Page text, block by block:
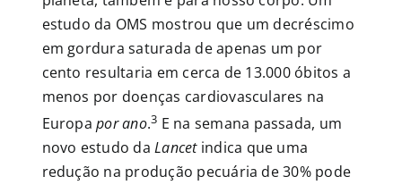
estudo da OMS mostrou que um decréscimo
em gordura saturada de apenas um por
cento resultaria em cerca de 13.000 óbitos a
menos por doenças cardiovasculares na
Europapor ano.3 E na semana passada, um
novo estudo daLancetindica que uma
redução na produção pecuária de 30% pode